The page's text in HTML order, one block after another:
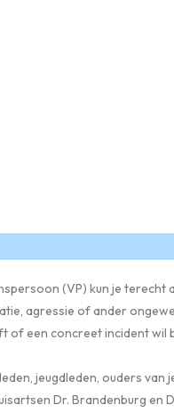
(VP) kun je terecht
agressie of ander
of een concreet incident wil
jeugdleden, ouders
Dr. Brandenburg en